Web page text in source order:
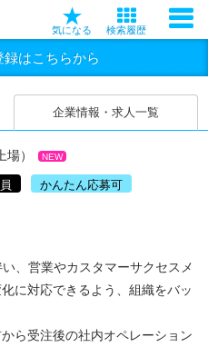
気になる 検索履歴
はこちらから
企業情報・求人一覧
） NEW
かんたん応募可
、営業やカスタマーサクセスメ
に対応できるよう、組織をバッ
ら受注後の社内オペレーション